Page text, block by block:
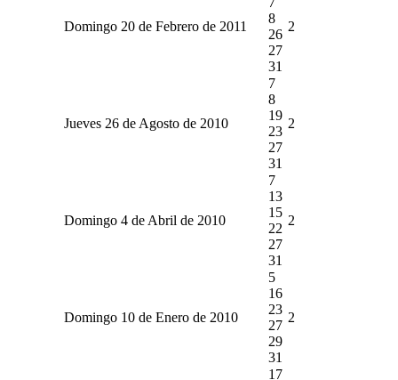
Domingo 20 de Febrero de 2011
8
26
27
31
2
Jueves 26 de Agosto de 2010
7
8
19
23
27
31
2
Domingo 4 de Abril de 2010
7
13
15
22
27
31
2
Domingo 10 de Enero de 2010
5
16
23
27
29
31
2
17